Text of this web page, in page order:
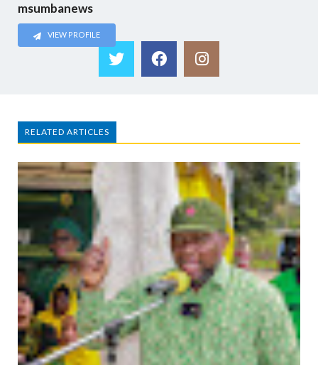
msumbanews
VIEW PROFILE
RELATED ARTICLES